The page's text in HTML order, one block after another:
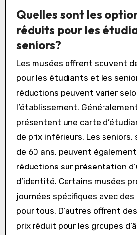
Quelles sont les
réduits pour les
seniors?
Les musées offrent souvent
pour les étudiants et les
réductions peuvent varier
l’établissement.
présentent une carte
de prix inférieurs. Les
de 60 ans, peuvent
réductions sur présentation
d’identité. Certains musées
journées spécifiques avec
pour tous. D’autres offrent
prix réduit pour les groupes